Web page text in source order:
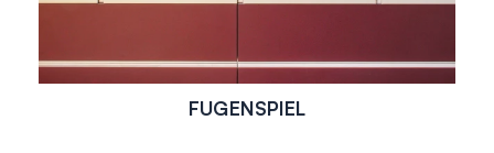
FUGENSPIEL